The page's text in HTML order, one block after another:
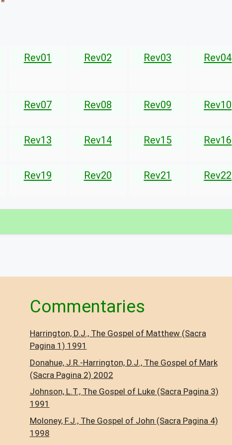
Rev01 Rev02 Rev03 Rev04
Rev07 Rev08 Rev09 Rev10
Rev13 Rev14 Rev15 Rev16
Rev19 Rev20 Rev21 Rev22
Commentaries
Harrington, D.J., The Gospel of Matthew (Sacra
Pagina 1) 1991
Donahue, J.R.-Harrington, D.J., The Gospel of Mark
(Sacra Pagina 2) 2002
Johnson, L.T., The Gospel of Luke (Sacra Pagina 3)
1991
Moloney, F.J., The Gospel of John (Sacra Pagina 4)
1998